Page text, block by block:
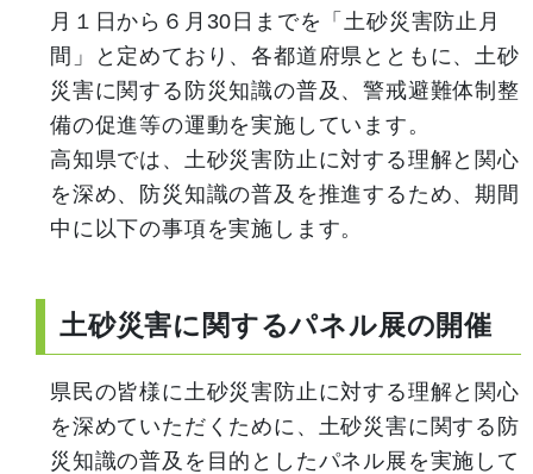
月１日から６月30日までを「土砂災害防止月
間」と定めており、各都道府県とともに、土砂
災害に関する防災知識の普及、警戒避難体制整
備の促進等の運動を実施しています。
高知県では、土砂災害防止に対する理解と関心
を深め、防災知識の普及を推進するため、期間
中に以下の事項を実施します。
土砂災害に関するパネル展の開催
県民の皆様に土砂災害防止に対する理解と関心
を深めていただくために、土砂災害に関する防
災知識の普及を目的としたパネル展を実施して